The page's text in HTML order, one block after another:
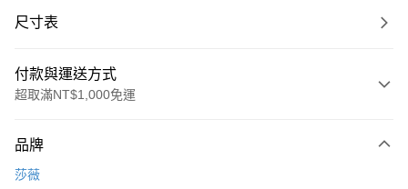
尺寸表
付款與運送方式
超取滿NT$1,000免運
信用卡一次付款
品牌
莎薇